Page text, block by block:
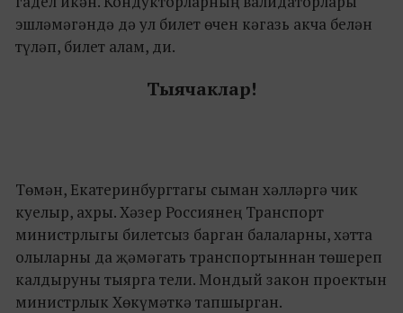
эшләмәгәндә дә ул билет өчен кәгазь акча белән
түләп, билет алам, ди.
Тыячаклар!
Төмән, Екатеринбургтагы сыман хәлләргә чик
куелыр, ахры. Хәзер Россиянең Транспорт
министрлыгы билетсыз барган балаларны, хәтта
олыларны да җәмәгать транспортыннан төшереп
калдыруны тыярга тели. Мондый закон проектын
министрлык Хөкүмәткә тапшырган.